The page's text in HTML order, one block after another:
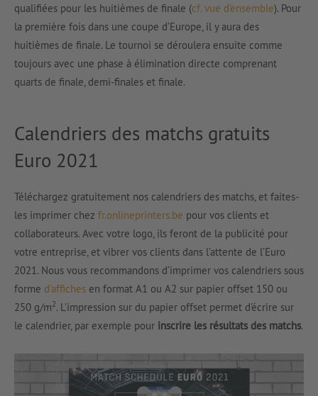
qualifiées pour les huitièmes de finale (cf. vue d’ensemble). Pour
la première fois dans une coupe d’Europe, il y aura des
huitièmes de finale. Le tournoi se déroulera ensuite comme
toujours avec une phase à élimination directe comprenant
quarts de finale, demi-finales et finale.
Calendriers des matchs gratuits
Euro 2021
Téléchargez gratuitement nos calendriers des matchs, et faites-
les imprimer chez fr.onlineprinters.be pour vos clients et
collaborateurs. Avec votre logo, ils feront de la publicité pour
votre entreprise, et vibrer vos clients dans l’attente de l’Euro
2021. Nous vous recommandons d’imprimer vos calendriers sous
forme d’affiches en format A1 ou A2 sur papier offset 150 ou
250 g/m2. L’impression sur du papier offset permet d’écrire sur
le calendrier, par exemple pour inscrire les résultats des matchs.